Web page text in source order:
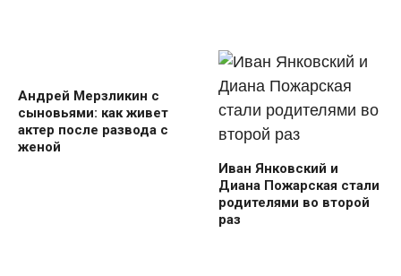
Андрей Мерзликин с
сыновьями: как живет
актер после развода с
женой
Иван Янковский и
Диана Пожарская стали
родителями во второй
раз